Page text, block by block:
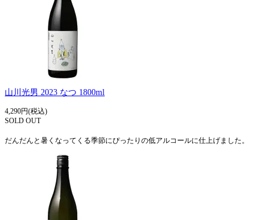
山川光男 2023 なつ 1800ml
4,290円(税込)
SOLD OUT
だんだんと暑くなってくる季節にぴったりの低アルコールに仕上げました。